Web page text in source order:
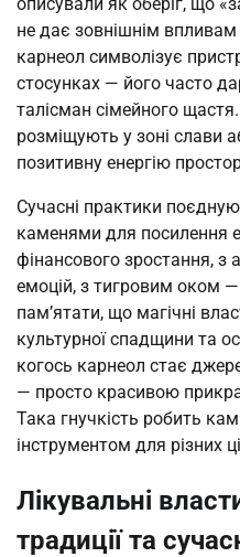
не дає зовнішнім
карнеол символізує
стосунках — його часто
талісман сімейного
розміщують у зоні слави
позитивну енергію
Сучасні практики
каменями для посилення
фінансового зростання,
емоцій, з тигровим оком
пам’ятати, що магічні
культурної спадщини та
когось карнеол стає
— просто красивою
Така гнучкість робить
інструментом для різних
Лікувальні
традиції та